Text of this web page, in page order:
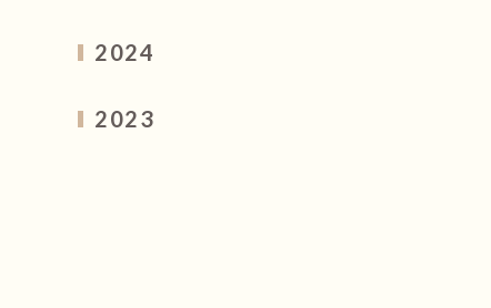
2024
2024年1月
2023